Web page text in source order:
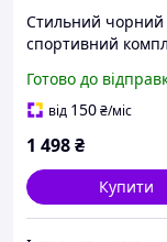
Стильний чорний
спортивний
Nike з
матеріалу
Готово до
від 150₴/міс
1 498₴
Купити